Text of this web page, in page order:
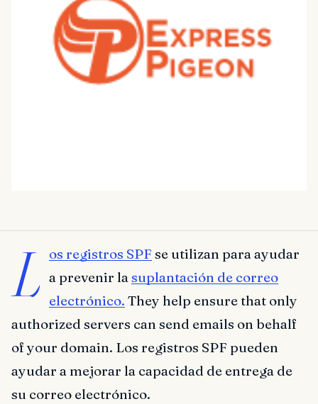
L os registros SPF se utilizan para ayudar
a prevenir lasuplantación de correo
electrónico. They help ensure that only
authorized servers can send emails on behalf
of your domain. Los registros SPF pueden
ayudar a mejorar la capacidad de entrega de
su correo electrónico.